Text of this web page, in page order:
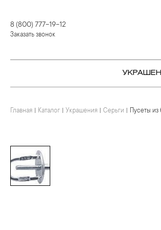
8 (800) 777-19-12
Заказать звонок
КОЛЬЦА
ПОДВЕСКИ И КРЕСТЫ
БРОШИ
СТОЛОВЫЕ ПРИБОРЫ
ДЛЯ ЧАЯ
ДЛЯ КОФЕ
КОЛЬЦА
БРАСЛЕТЫ
КОЛЬЕ И ПОДВЕСКИ
Главная Каталог Украшения Серьги Пусеты из